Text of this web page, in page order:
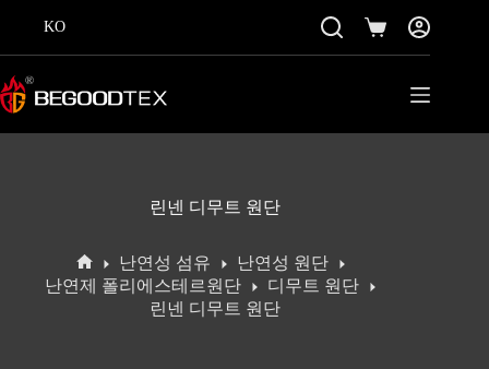
츠
로
바
KO
쇼
핑
린넨 디무트 원단
홈
난연성 섬유
난연성 원단
난연제 폴리에스테르원단
디무트 원단
린넨 디무트 원단